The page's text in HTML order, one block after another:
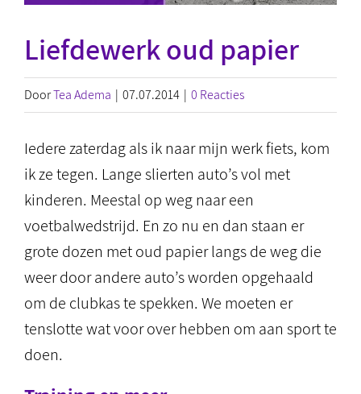
Liefdewerk oud papier
DoorTea Adema | 07.07.2014 | 0 Reacties
Iedere zaterdag als ik naar mijn werk fiets, kom
ik ze tegen. Lange slierten auto’s vol met
kinderen. Meestal op weg naar een
voetbalwedstrijd. En zo nu en dan staan er
grote dozen met oud papier langs de weg die
weer door andere auto’s worden opgehaald
om de clubkas te spekken. We moeten er
tenslotte wat voor over hebben om aan sport te
doen.